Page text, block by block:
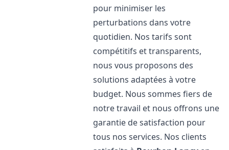
pour minimiser les
perturbations dans votre
quotidien. Nos tarifs sont
compétitifs et transparents,
nous vous proposons des
solutions adaptées à votre
budget. Nous sommes fiers de
notre travail et nous offrons une
garantie de satisfaction pour
tous nos services. Nos clients